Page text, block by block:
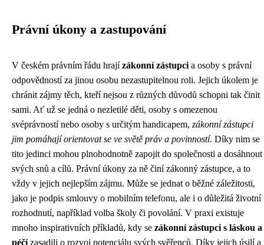
Právní úkony a zastupování
V českém právním řádu hrajízákonní zástupci a osoby s právní
odpovědností za jinou osobu nezastupitelnou roli. Jejich úkolem je
chránit zájmy těch, kteří nejsou z různých důvodů schopni tak činit
sami. Ať už se jedná o nezletilé děti, osoby s omezenou
svéprávností nebo osoby s určitým handicapem, zákonní zástupci
jim pomáhají orientovat se ve světě práv a povinností. Díky nim se
tito jedinci mohou plnohodnotně zapojit do společnosti a dosáhnout
svých snů a cílů. Právní úkony za ně činí zákonný zástupce, a to
vždy v jejich nejlepším zájmu. Může se jednat o běžné záležitosti,
jako je podpis smlouvy o mobilním telefonu, ale i o důležitá životní
rozhodnutí, například volba školy či povolání. V praxi existuje
mnoho inspirativních příkladů, kdy se zákonní zástupci s láskou a
péčízasadili o rozvoj potenciálu svých svěřenců. Díky jejich úsilí a